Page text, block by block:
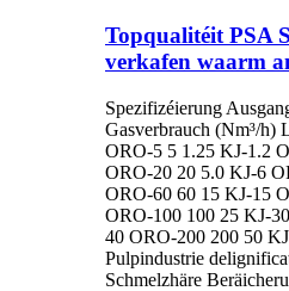
Topqualitéit PSA
verkafen waarm
Spezifizéierung
Gasverbrauch (Nm³/h)
ORO-5 5 1.25 KJ-1.2
ORO-20 20 5.0 KJ-6
ORO-60 60 15 KJ-15
ORO-100 100 25 KJ-
40 ORO-200 200 50
Pulpindustrie
Schmelzhäre